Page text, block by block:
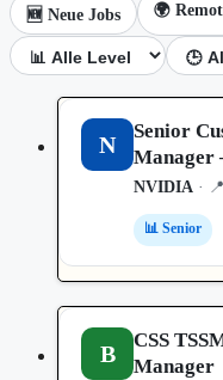
🆕 Neue Jobs 🌍
N
Senior
Manager
NVIDIA ·
📊 Senior
B
CSS
Manager